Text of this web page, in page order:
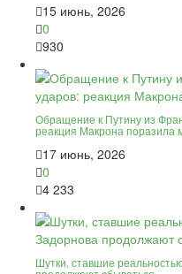
15 июнь, 2026
0
930
Обращение к Путину из
реакция Макрона поразила
17 июнь, 2026
0
4 233
Шутки, ставшие